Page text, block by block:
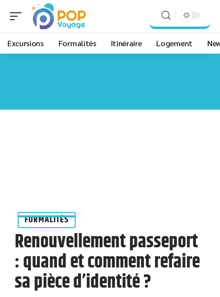
Excursions Formalités Itinéraire Logement
FORMALITÉS
Renouvellement passeport
: quand et comment refaire
sa pièce d’identité ?